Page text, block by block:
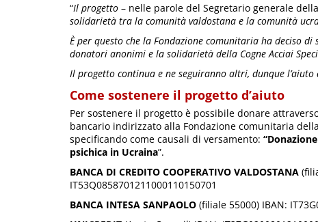
“Il progetto – nelle parole del Segretario generale
solidarietà tra la comunità valdostana e la comunità
È per questo che la Fondazione comunitaria ha deciso
donatori anonimi e la solidarietà della Cogne Acciai
Il progetto continua e ne seguiranno altri, dunque
Come sostenere il progetto d’aiuto
Per sostenere il progetto è possibile donare
bancario indirizzato alla Fondazione comunitaria
specificando come causali di versamento: “
psichica in Ucraina”.
BANCA DI CREDITO COOPERATIVO VALDOSTANA
IT53Q0858701211000110150701
BANCA INTESA SANPAOLO (filiale 55000) IBAN: